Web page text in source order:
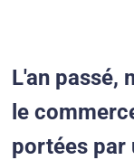
L'an passé,
le
portées par